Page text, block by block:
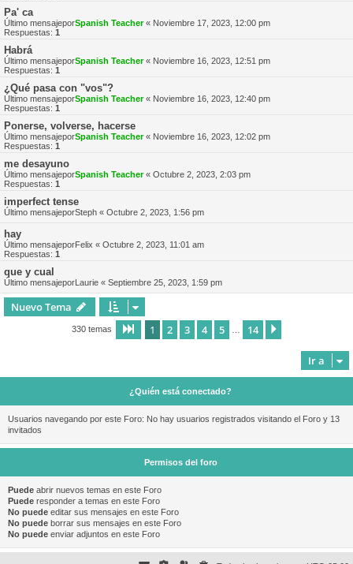
Pa' ca
Último mensajeporSpanish Teacher« Noviembre 17, 2023, 12:00 pm
Respuestas: 1
Habrá
Último mensajeporSpanish Teacher« Noviembre 16, 2023, 12:51 pm
Respuestas: 1
¿Qué pasa con "vos"?
Último mensajeporSpanish Teacher« Noviembre 16, 2023, 12:40 pm
Respuestas: 1
Ponerse, volverse, hacerse
Último mensajeporSpanish Teacher« Noviembre 16, 2023, 12:02 pm
Respuestas: 1
me desayuno
Último mensajeporSpanish Teacher« Octubre 2, 2023, 2:03 pm
Respuestas: 1
imperfect tense
Último mensajeporSteph « Octubre 2, 2023, 1:56 pm
hay
Último mensajeporFelix « Octubre 2, 2023, 11:01 am
Respuestas: 1
que y cual
Último mensajeporLaurie « Septiembre 25, 2023, 1:59 pm
Nuevo Tema
330 temas Página de 14
1 2 3 4 5 14
Ir a
¿Quién está conectado?
Usuarios navegando por este Foro: No hay usuarios registrados visitando el Foro y 13
invitados
Permisos del foro
Puede abrir nuevos temas en este Foro
Puede responder a temas en este Foro
No puede editar sus mensajes en este Foro
No puede borrar sus mensajes en este Foro
No puede enviar adjuntos en este Foro